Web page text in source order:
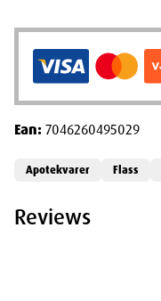
Ean:7046260495029
Apotekvarer Flass
Reviews